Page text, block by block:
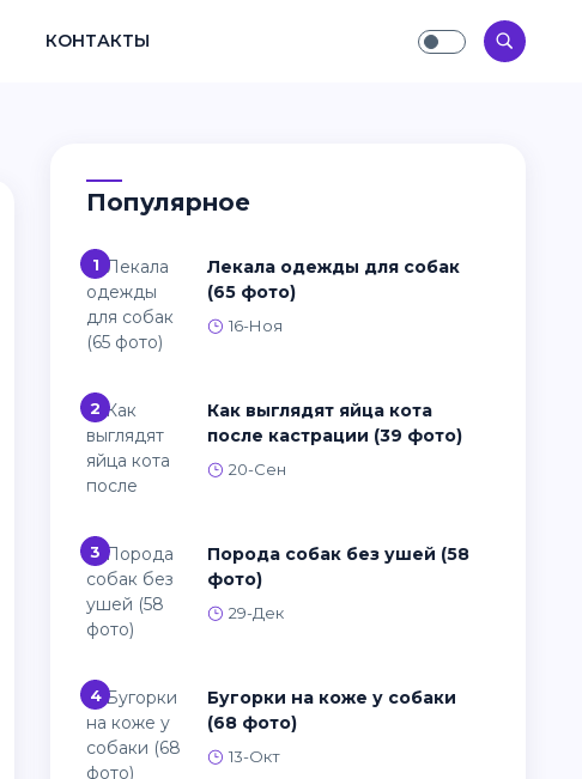
КОНТАКТЫ
Популярное
1
Лекала одежды для собак
(65 фото)
16-Ноя
2
Как выглядят яйца кота
после кастрации (39 фото)
20-Сен
3
Порода собак без ушей (58
фото)
29-Дек
4
Бугорки на коже у собаки
(68 фото)
13-Окт